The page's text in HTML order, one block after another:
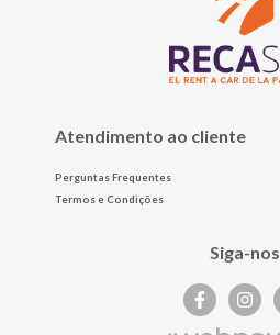
Atendimento ao cliente
Perguntas Frequentes
Termos e Condições
Siga-nos